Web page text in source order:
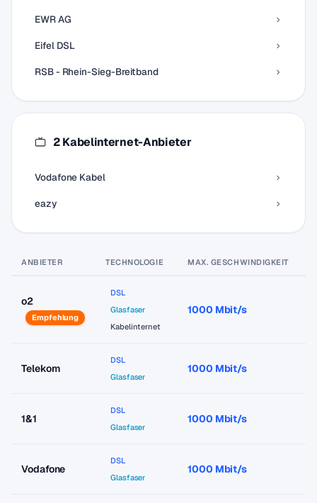
EWR AG
Eifel DSL
RSB - Rhein-Sieg-Breitband
2 Kabelinternet-Anbieter
Vodafone Kabel
eazy
ANBIETER TECHNOLOGIE MAX. GESCHWINDIGKEIT
o2
Empfehlung
DSL
Glasfaser
Kabelinternet
1000 Mbit/s
Telekom
DSL
Glasfaser
1000 Mbit/s
1&1
DSL
Glasfaser
1000 Mbit/s
Vodafone
DSL
Glasfaser
1000 Mbit/s